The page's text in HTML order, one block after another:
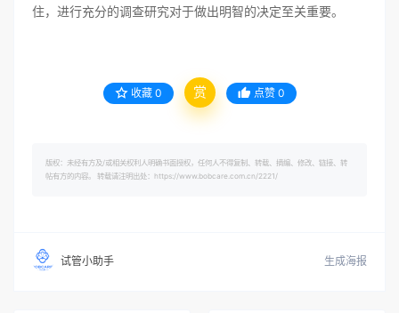
住，进行充分的调查研究对于做出明智的决定至关重要。
收藏 0 赏 点赞 0
版权：未经有方及/或相关权利人明确书面授权，任何人不得复制、转载、摘编、修改、链接、转
帖有方的内容。 转载请注明出处：https://www.bobcare.com.cn/2221/
试管小助手 生成海报